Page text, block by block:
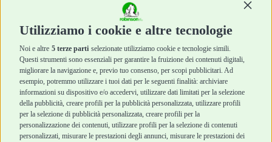
Utilizziamo i cookie e altre tecnologie
Noi e altre 5 terze parti selezionate utilizziamo cookie e tecnologie simili.
Questi strumenti sono essenziali per garantire la fruizione dei contenuti digitali,
migliorare la navigazione e, previo tuo consenso, per scopi pubblicitari. Ad
esempio, potremmo utilizzare i tuoi dati per le seguenti finalità: archiviare
informazioni su dispositivo e/o accedervi, utilizzare dati limitati per la selezione
della pubblicità, creare profili per la pubblicità personalizzata, utilizzare profili
per la selezione di pubblicità personalizzata, creare profili per la
personalizzazione dei contenuti, utilizzare profili per la selezione di contenuti
personalizzati, misurare le prestazioni degli annunci, misurare le prestazioni dei
Igiene e Pulizia
Accessori
Cani Mini
Top Quality
Igiene e Pulizia
Accessori
Top Quality
Robinson Pet Shop
Chi siamo
Punti vendita
Acquisti sicuri
Termini e condizioni
di vendita